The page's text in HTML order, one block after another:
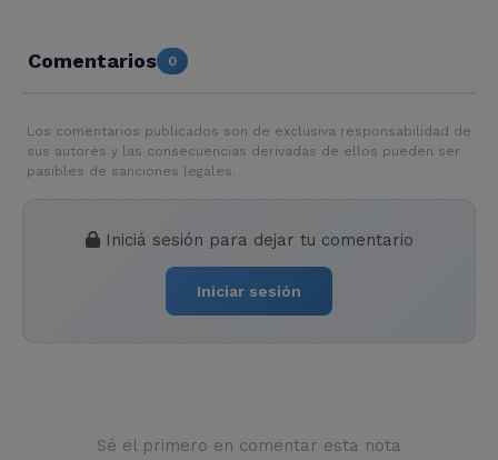
Comentarios 0
Los comentarios publicados son de exclusiva responsabilidad de
sus autores y las consecuencias derivadas de ellos pueden ser
pasibles de sanciones legales.
Iniciá sesión para dejar tu comentario
Iniciar sesión
Sé el primero en comentar esta nota